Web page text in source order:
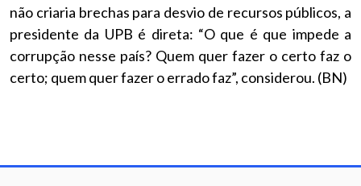
não criaria brechas para desvio de recursos públicos, a
presidente da UPB é direta: “O que é que impede a
corrupção nesse país? Quem quer fazer o certo faz o
certo; quem quer fazer o errado faz”, considerou. (BN)